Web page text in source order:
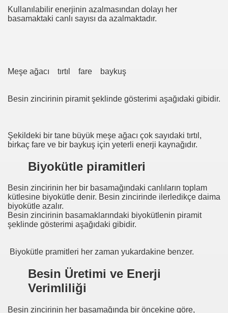
Kullanılabilir enerjinin azalmasından dolayı her
basamaktaki canlı sayısı da azalmaktadır.
Meşe ağacı tırtıl fare baykuş
Besin zincirinin piramit şeklinde gösterimi aşağıdaki gibidir.
Şekildeki bir tane büyük meşe ağacı çok sayıdaki tırtıl,
birkaç fare ve bir baykuş için yeterli enerji kaynağıdır.
Biyokütle piramitleri
Besin zincirinin her bir basamağındaki canlıların toplam
kütlesine biyokütle denir. Besin zincirinde ilerledikçe daima
biyokütle azalır.
Besin zincirinin basamaklarındaki biyokütlenin piramit
şeklinde gösterimi aşağıdaki gibidir.
Biyokütle pramitleri her zaman yukardakine benzer.
Besin Üretimi ve Enerji
Verimliliği
Besin zincirinin her basamağında bir öncekine göre,